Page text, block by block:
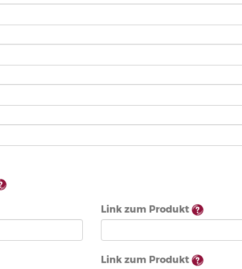
Link zum Produkt
Link zum Produkt